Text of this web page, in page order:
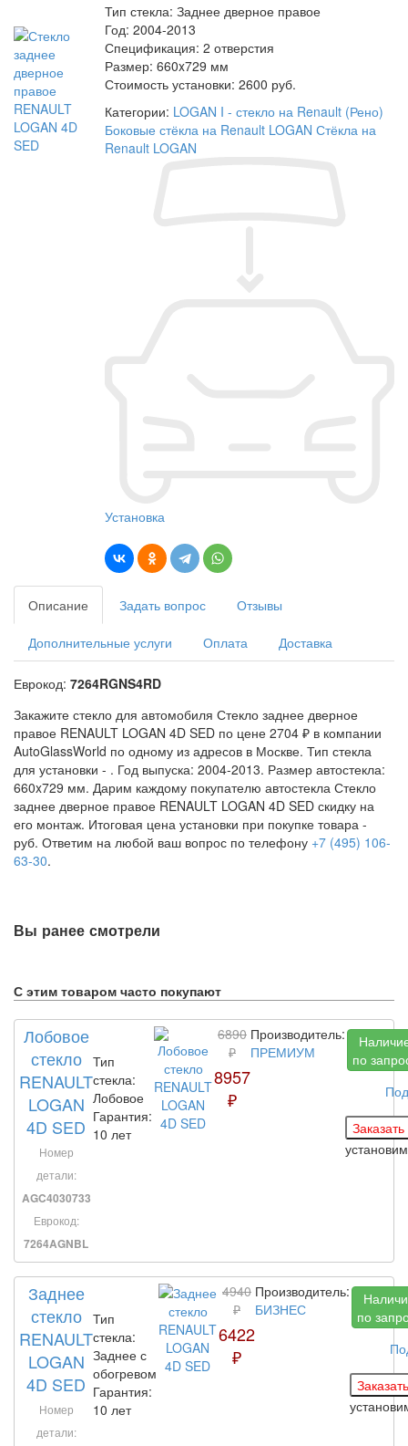
Тип стекла: Заднее дверное правое
Год: 2004-2013
Спецификация: 2 отверстия
Размер: 660x729 мм
Стоимость установки: 2600 руб.
Категории: LOGAN I - стекло на Renault (Рено)
Боковые стёкла на Renault LOGAN Стёкла на
Renault LOGAN
Установка
Описание Задать вопрос Отзывы
Дополнительные услуги Оплата Доставка
Еврокод: 7264RGNS4RD
Закажите стекло для автомобиля Стекло заднее дверное
правое RENAULT LOGAN 4D SED по цене 2704 ₽ в компании
AutoGlassWorld по одному из адресов в Москве. Тип стекла
для установки - . Год выпуска: 2004-2013. Размер автостекла:
660x729 мм. Дарим каждому покупателю автостекла Стекло
заднее дверное правое RENAULT LOGAN 4D SED скидку на
его монтаж. Итоговая цена установки при покупке товара -
руб. Ответим на любой ваш вопрос по телефону +7 (495) 106-
63-30.
Вы ранее смотрели
С этим товаром часто покупают
Лобовое
стекло
RENAULT
LOGAN
4D SED
Номер
детали:
AGC4030733
Еврокод:
7264AGNBL
Тип
стекла:
Лобовое
Гарантия:
10 лет
6890
₽
8957
₽
Производитель:
ПРЕМИУМ
по
Заднее
стекло
RENAULT
LOGAN
4D SED
Номер
детали:
Тип
стекла:
Заднее с
обогревом
Гарантия:
10 лет
4940
₽
6422
₽
Производитель:
БИЗНЕС
по